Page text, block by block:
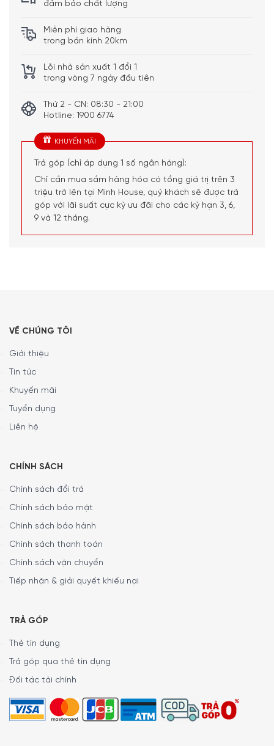
đảm bảo chất lượng
Miễn phí giao hàng
trong bán kính 20km
Lỗi nhà sản xuất 1 đổi 1
trong vòng 7 ngày đầu tiên
Thứ 2 - CN: 08:30 - 21:00
Hotline: 1900 6774
KHUYẾN MÃI
Trả góp (chỉ áp dụng 1 số ngân hàng):
Chỉ cần mua sắm hàng hóa có tổng giá trị trên 3
triệu trở lên tại Minh House, quý khách sẽ được trả
góp với lãi suất cực kỳ ưu đãi cho các kỳ hạn 3, 6,
9 và 12 tháng.
VỀ CHÚNG TÔI
Giới thiệu
Tin tức
Khuyến mãi
Tuyển dụng
Liên hệ
CHÍNH SÁCH
Chính sách đổi trả
Chính sách bảo mật
Chính sách bảo hành
Chính sách thanh toán
Chính sách vận chuyển
Tiếp nhận & giải quyết khiếu nại
TRẢ GÓP
Thẻ tín dụng
Trả góp qua thẻ tín dụng
Đối tác tài chính